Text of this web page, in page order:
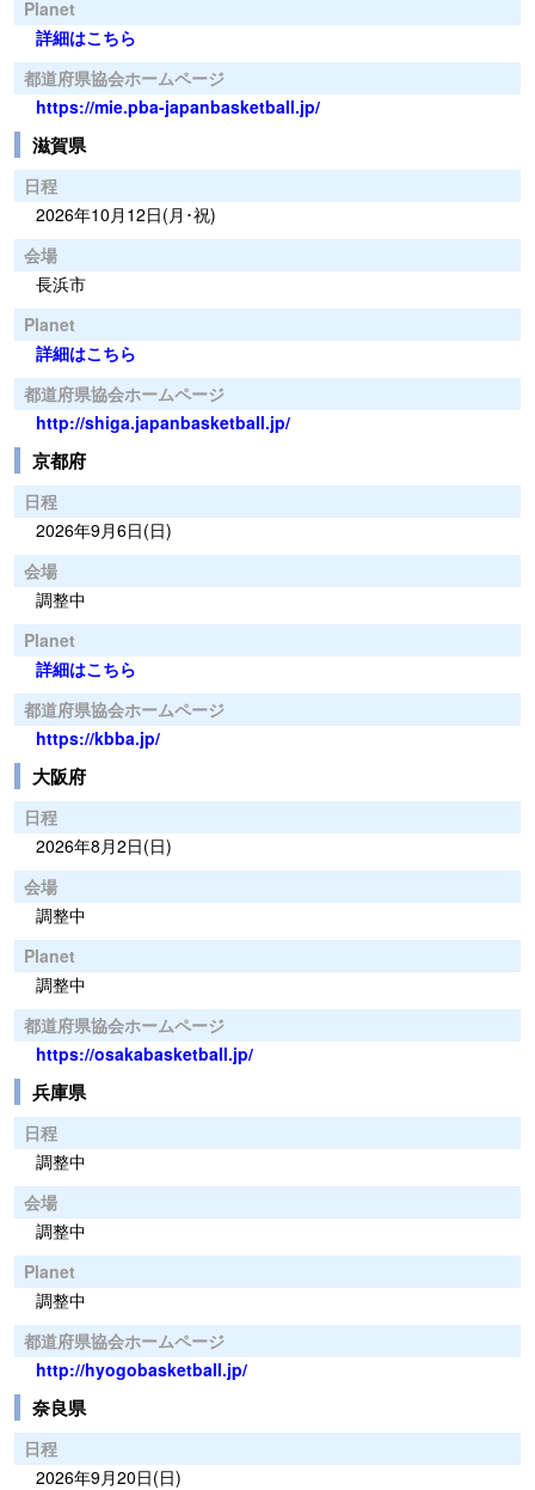
Planet
詳細はこちら
都道府県協会ホームページ
https://mie.pba-japanbasketball.jp/
滋賀県
日程
2026年10月12日(月･祝)
会場
長浜市
Planet
詳細はこちら
都道府県協会ホームページ
http://shiga.japanbasketball.jp/
京都府
日程
2026年9月6日(日)
会場
調整中
Planet
詳細はこちら
都道府県協会ホームページ
https://kbba.jp/
大阪府
日程
2026年8月2日(日)
会場
調整中
Planet
調整中
都道府県協会ホームページ
https://osakabasketball.jp/
兵庫県
日程
調整中
会場
調整中
Planet
調整中
都道府県協会ホームページ
http://hyogobasketball.jp/
奈良県
日程
2026年9月20日(日)